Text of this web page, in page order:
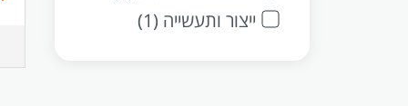
ייצור ותעשייה (1)